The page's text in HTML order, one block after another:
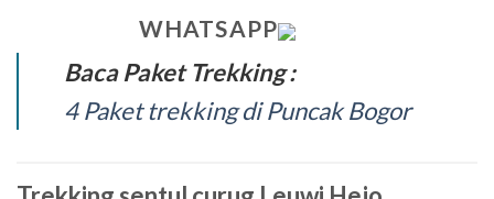
WHATSAPP
Baca Paket Trekking :
4 Paket trekking di Puncak Bogor